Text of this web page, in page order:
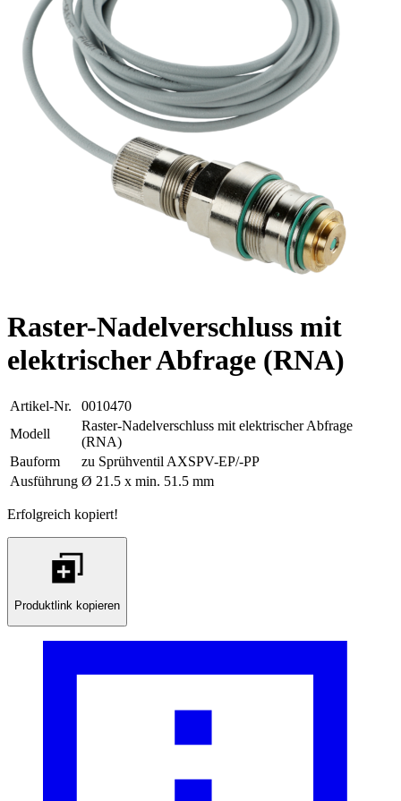
Raster-Nadelverschluss mit
elektrischer Abfrage (RNA)
Artikel-Nr.
0010470
Modell
Raster-Nadelverschluss mit elektrischer Abfrage
(RNA)
Bauform
zu Sprühventil AXSPV-EP/-PP
Ausführung Ø 21.5 x min. 51.5 mm
Erfolgreich kopiert!
Produktlink kopieren